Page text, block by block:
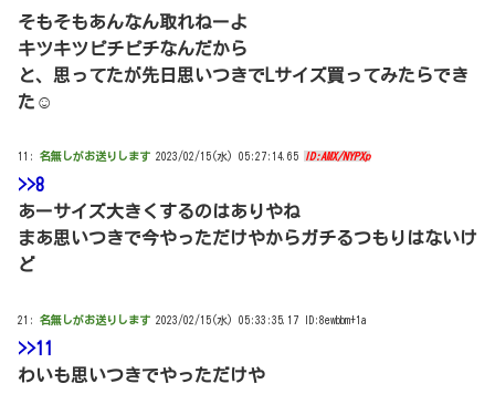
そもそもあんなん取れねーよ
キツキツピチピチなんだから
と、思ってたが先日思いつきでLサイズ買ってみたらでき
た☺
11: 名無しがお送りします 2023/02/15(水) 05:27:14.65 ID:AMX/NYPXp
>>8
あーサイズ大きくするのはありやね
まあ思いつきで今やっただけやからガチるつもりはないけ
ど
21: 名無しがお送りします 2023/02/15(水) 05:33:35.17 ID:8ewbbm+1a
>>11
わいも思いつきでやっただけや